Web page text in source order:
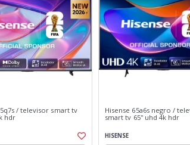
/ televisor smart tv
hdr
Hisense 65a6s negro /
smart tv 65'' uhd 4k hdr
HISENSE